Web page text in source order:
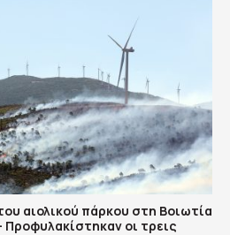
αιολικού πάρκου στη Βοιωτία
οι τρεις